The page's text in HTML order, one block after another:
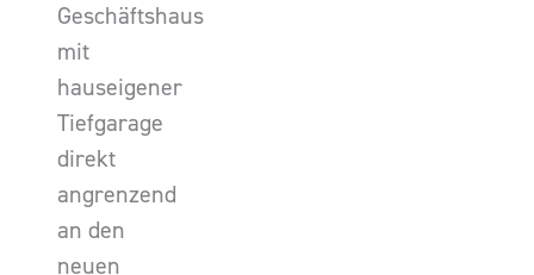
Geschäftshaus
mit
hauseigener
Tiefgarage
direkt
angrenzend
an den
neuen